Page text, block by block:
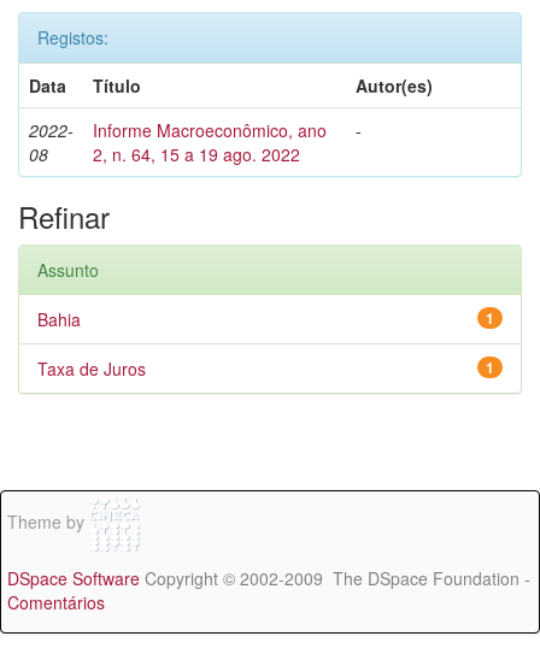
Registos:
Data
Título
Autor(es)
2022-
08
Informe Macroeconômico, ano
2, n. 64, 15 a 19 ago. 2022
-
Refinar
Assunto
1
Bahia
1
Taxa de Juros
Theme by
DSpace Software Copyright © 2002-2009 The DSpace Foundation -
Comentários